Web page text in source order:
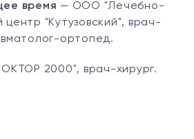
время — ООО "Лечебно-
центр "Кутузовский", врач-
ортопед.
2000", врач-хирург.